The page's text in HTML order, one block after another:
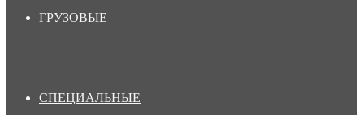
ГРУЗОВЫЕ
СПЕЦИАЛЬНЫЕ